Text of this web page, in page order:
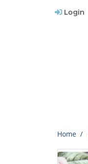
Login
Home